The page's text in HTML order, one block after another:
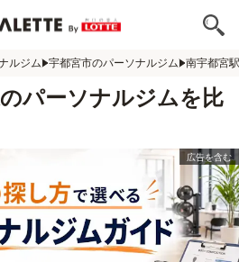
ルジム 宇都宮市のパーソナルジム 南宇都宮
パーソナルジムを比